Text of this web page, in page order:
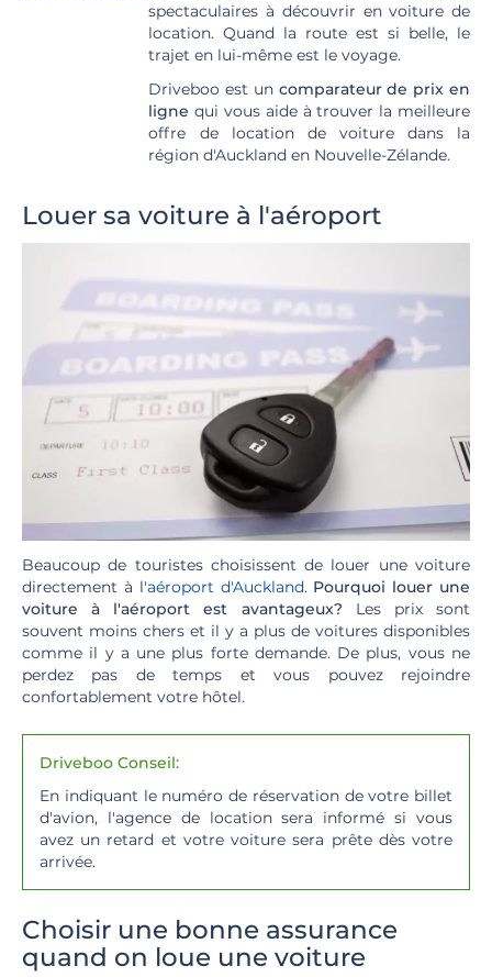
spectaculaires à découvrir en voiture de
location. Quand la route est si belle, le
trajet en lui-même est le voyage.
Driveboo est un comparateur de prix en
ligne qui vous aide à trouver la meilleure
offre de location de voiture dans la
région d'Auckland en Nouvelle-Zélande.
Louer sa voiture à l'aéroport
Beaucoup de touristes choisissent de louer une voiture
directement à l'aéroport d'Auckland. Pourquoi louer une
voiture à l'aéroport est avantageux? Les prix sont
souvent moins chers et il y a plus de voitures disponibles
comme il y a une plus forte demande. De plus, vous ne
perdez pas de temps et vous pouvez rejoindre
confortablement votre hôtel.
Driveboo Conseil:
En indiquant le numéro de réservation de votre billet
d'avion, l'agence de location sera informé si vous
avez un retard et votre voiture sera prête dès votre
arrivée.
Choisir une bonne assurance
quand on loue une voiture